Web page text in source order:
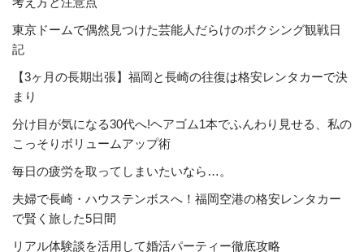
東京ドームで偶然見つけた芸能人だらけのボクシング観戦日
記
【3ヶ月の長期出張】福岡と長崎の往復は格安レンタカーで決
まり
分け目が気になる30代へ!ヘアゴム1本でふんわり見せる、私の
こっそりボリュームアップ術
毎日の疲労を取ってしまいたいなら…。
夫婦で長崎・ハウステンボスへ！福岡空港の格安レンタカー
で賢く旅した5日間
リアル体験談を活用して婚活パーティー徹底攻略